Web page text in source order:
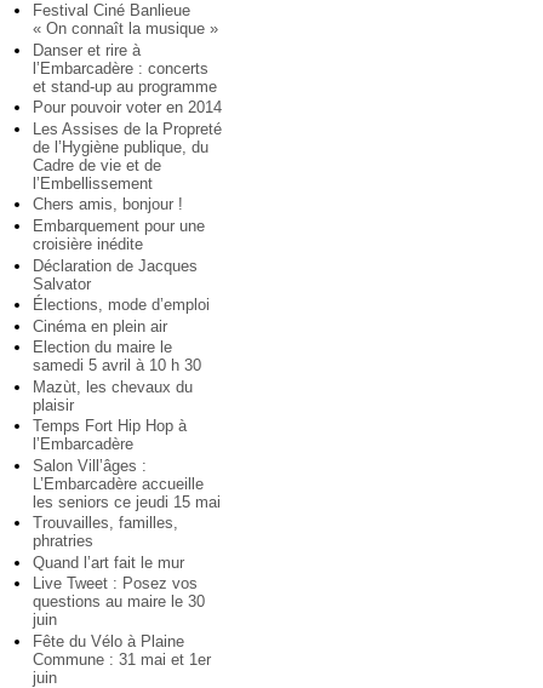
Festival Ciné Banlieue
« On connaît la musique »
Danser et rire à
l’Embarcadère : concerts
et stand-up au programme
Pour pouvoir voter en 2014
Les Assises de la Propreté
de l’Hygiène publique, du
Cadre de vie et de
l’Embellissement
Chers amis, bonjour !
Embarquement pour une
croisière inédite
Déclaration de Jacques
Salvator
Élections, mode d’emploi
Cinéma en plein air
Election du maire le
samedi 5 avril à 10 h 30
Mazùt, les chevaux du
plaisir
Temps Fort Hip Hop à
l’Embarcadère
Salon Vill’âges :
L’Embarcadère accueille
les seniors ce jeudi 15 mai
Trouvailles, familles,
phratries
Quand l’art fait le mur
Live Tweet : Posez vos
questions au maire le 30
juin
Fête du Vélo à Plaine
Commune : 31 mai et 1er
juin